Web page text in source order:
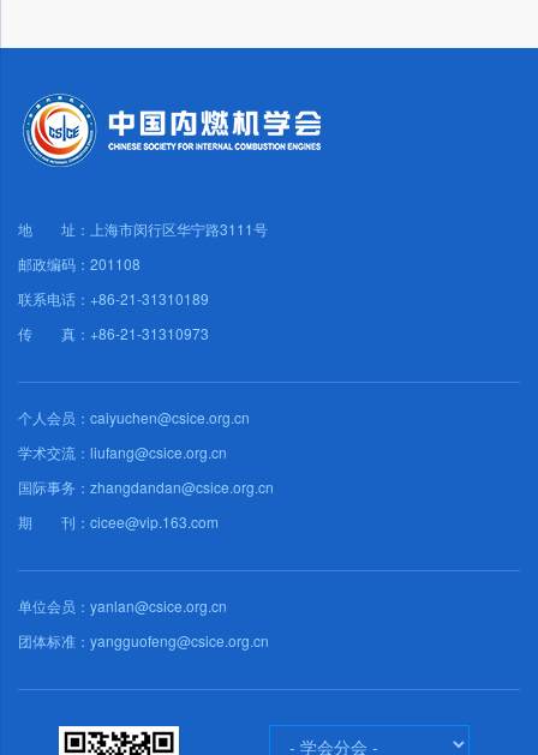
地 址：上海市闵行区华宁路3111号
邮政编码：201108
联系电话：+86-21-31310189
传 真：+86-21-31310973
个人会员：caiyuchen@csice.org.cn
学术交流：liufang@csice.org.cn
国际事务：zhangdandan@csice.org.cn
期 刊：cicee@vip.163.com
单位会员：yanlan@csice.org.cn
团体标准：yangguofeng@csice.org.cn